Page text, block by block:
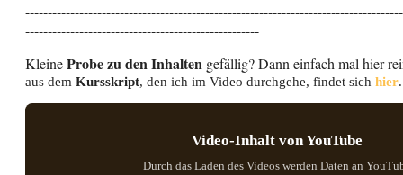
----------------------------------------------------
KleineProbe zu den Inhalten gefällig? Dann einfach mal hier
aus dem Kursskript, den ich im Video durchgehe, findet sich hier.
Video-Inhalt von YouTube
Durch das Laden des Videos werden Daten an